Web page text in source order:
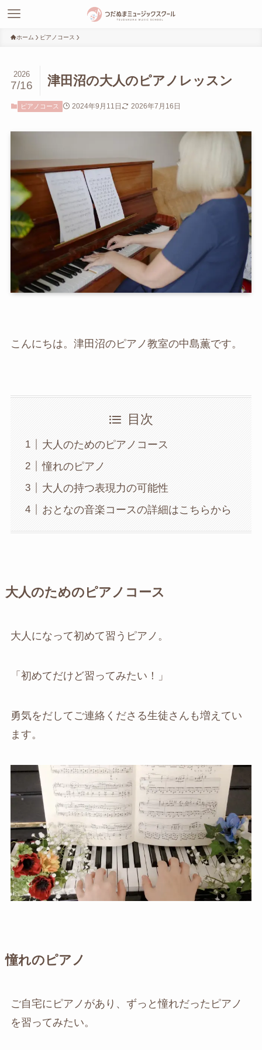
ホーム ピアノコース
津田沼の大人のピアノレッスン
2026
7/16
ピアノコース 2024年9月11日 2026年7月16日
こんにちは。津田沼のピアノ教室の中島薫です。
目次
大人のためのピアノコース
憧れのピアノ
大人の持つ表現力の可能性
おとなの音楽コースの詳細はこちらから
大人のためのピアノコース
大人になって初めて習うピアノ。
「初めてだけど習ってみたい！」
勇気をだしてご連絡くださる生徒さんも増えてい
ます。
憧れのピアノ
ご自宅にピアノがあり、ずっと憧れだったピアノ
を習ってみたい。